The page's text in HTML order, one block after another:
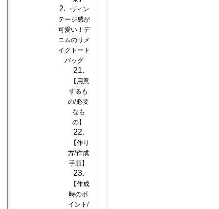
ヴィン
テージ感が
可愛い！デ
ニムのリメ
イクトート
バッグ
【用意
するも
の/必要
なも
の】
【作り
方/作成
手順】
【作成
時のポ
イント/